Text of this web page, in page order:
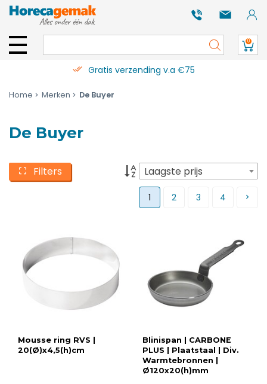
0
Gratis verzending v.a €75
Home Merken De Buyer
De Buyer
Filters Laagste prijs
1 2 3 4
Mousse ring RVS |
20(Ø)x4,5(h)cm
Blinispan | CARBONE
PLUS | Plaatstaal | Div.
Warmtebronnen |
Ø120x20(h)mm